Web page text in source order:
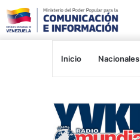
Inicio Nacionales